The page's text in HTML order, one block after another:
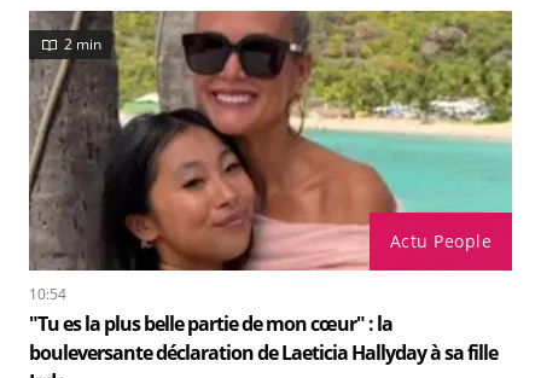
Actu People
2 min
10:54
"Tu es la plus belle partie de mon cœur" : la
bouleversante déclaration de Laeticia Hallyday à sa fille